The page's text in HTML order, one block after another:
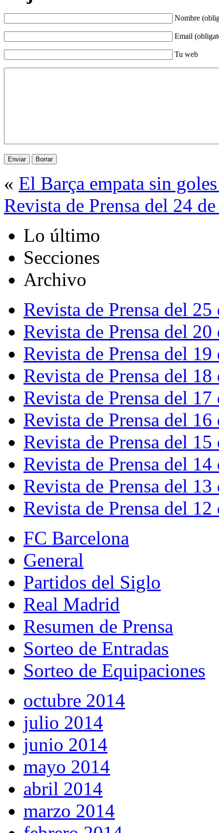
Nombre
Email
Tu web
« El Barça empata sin
Revista de Prensa del 24
Lo último
Secciones
Archivo
Revista de Prensa del
Revista de Prensa del
Revista de Prensa del
Revista de Prensa del
Revista de Prensa del
Revista de Prensa del
Revista de Prensa del
Revista de Prensa del
Revista de Prensa del
Revista de Prensa del
FC Barcelona
General
Partidos del Siglo
Real Madrid
Resumen de Prensa
Sorteo de Entradas
Sorteo de Equipaciones
octubre 2014
julio 2014
junio 2014
mayo 2014
abril 2014
marzo 2014